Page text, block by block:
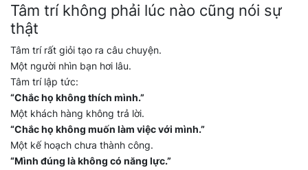
Tâm trí không phải lúc nào cũng nói sự
thật
Tâm trí rất giỏi tạo ra câu chuyện.
Một người nhìn bạn hơi lâu.
Tâm trí lập tức:
“Chắc họ không thích mình.”
Một khách hàng không trả lời.
“Chắc họ không muốn làm việc với mình.”
Một kế hoạch chưa thành công.
“Mình đúng là không có năng lực.”